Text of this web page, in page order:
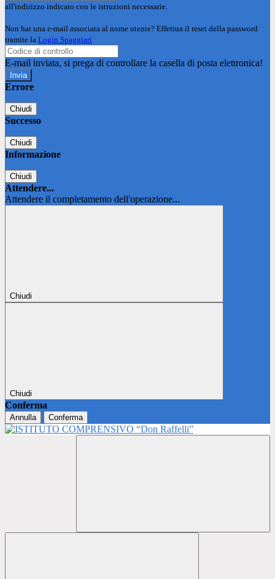
all'indirizzo indicato con le istruzioni necessarie.
Non hai una e-mail associata al nome utente? Effettua il reset della password
tramite la Login Spaggiari
E-mail inviata, si prega di controllare la casella di posta elettronica!
Errore
Chiudi
Successo
Chiudi
Informazione
Chiudi
Attendere...
Attendere il completamento dell'operazione...
Chiudi
Chiudi
Conferma
Annulla Conferma